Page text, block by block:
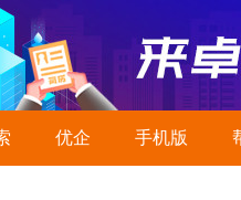
优企 手机版